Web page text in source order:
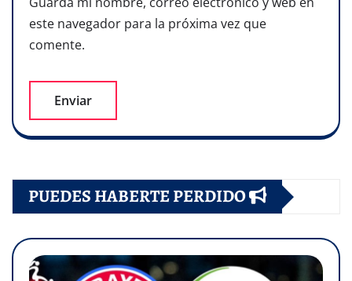
este navegador para la próxima vez que
comente.
PUEDES HABERTE PERDIDO